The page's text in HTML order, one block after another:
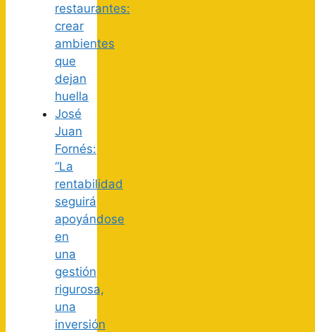
restaurantes:
crear
ambientes
que
dejan
huella
José
Juan
Fornés:
“La
rentabilidad
seguirá
apoyándose
en
una
gestión
rigurosa,
una
inversión